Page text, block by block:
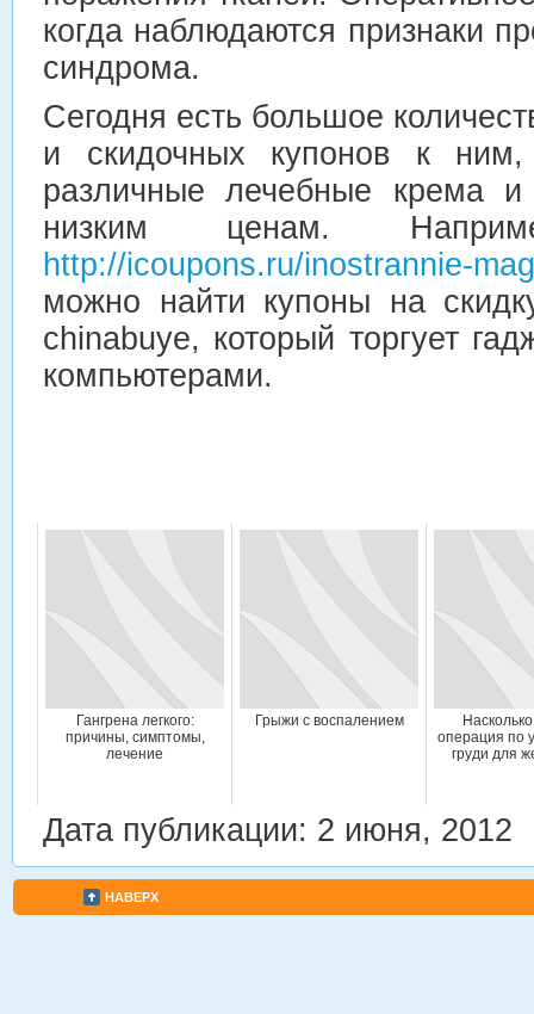
когда наблюдаются признаки
синдрома.
Сегодня есть большое
и скидочных купонов к
различные лечебные крема и
низким ценам.
http://icoupons.ru/inostrannie-
можно найти купоны на
chinabuye, который торгует
компьютерами.
Гангрена легкого:
причины, симптомы,
лечение
Грыжи с воспалением
операция по
груди для
Дата публикации: 2 июня, 2012
НАВЕРХ